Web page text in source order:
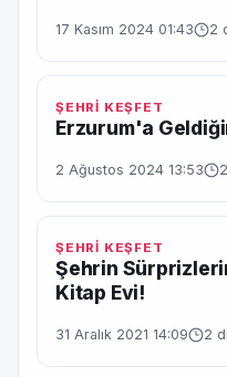
17 Kasım 2024 01:43 2
ŞEHRİ KEŞFET
Erzurum'a
2 Ağustos 2024 13:53
ŞEHRİ KEŞFET
Şehrin
Kitap Evi!
31 Aralık 2021 14:09 2